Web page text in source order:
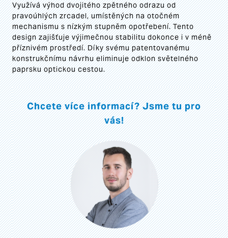
Využívá výhod dvojitého zpětného odrazu od
pravoúhlých zrcadel, umístěných na otočném
mechanismu s nízkým stupněm opotřebení. Tento
design zajišťuje výjimečnou stabilitu dokonce i v méně
příznivém prostředí. Díky svému patentovanému
konstrukčnímu návrhu eliminuje odklon světelného
paprsku optickou cestou.
Chcete více informací? Jsme tu pro
vás!